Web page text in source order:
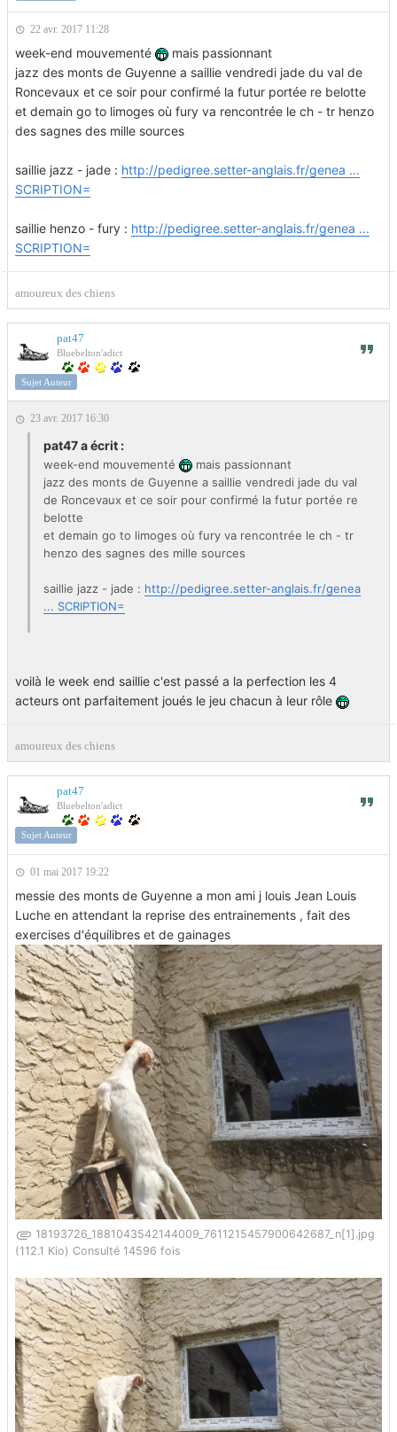
22 avr. 2017 11:28
week-end mouvementé
mais passionnant
jazz des monts de Guyenne a saillie vendredi jade du val de
Roncevaux et ce soir pour confirmé la futur portée re belotte
et demain go to limoges où fury va rencontrée le ch - tr henzo
des sagnes des mille sources
saillie jazz - jade : http://pedigree.setter-anglais.fr/genea ...
SCRIPTION=
saillie henzo - fury : http://pedigree.setter-anglais.fr/genea ...
SCRIPTION=
amoureux des chiens
pat47
Bluebelton'adict
Sujet Auteur
23 avr. 2017 16:30
pat47 a écrit :
week-end mouvementé
mais passionnant
jazz des monts de Guyenne a saillie vendredi jade du val
de Roncevaux et ce soir pour confirmé la futur portée re
belotte
et demain go to limoges où fury va rencontrée le ch - tr
henzo des sagnes des mille sources
saillie jazz - jade : http://pedigree.setter-anglais.fr/genea
... SCRIPTION=
voilà le week end saillie c'est passé a la perfection les 4
acteurs ont parfaitement joués le jeu chacun à leur rôle
amoureux des chiens
pat47
Bluebelton'adict
Sujet Auteur
01 mai 2017 19:22
messie des monts de Guyenne a mon ami j louis Jean Louis
Luche en attendant la reprise des entrainements , fait des
exercises d'équilibres et de gainages
18193726_1881043542144009_7611215457900642687_n[1].jpg
(112.1 Kio) Consulté 14596 fois